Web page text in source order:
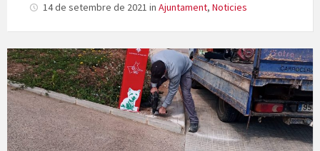
14 de setembre de 2021 in Ajuntament, Noticies